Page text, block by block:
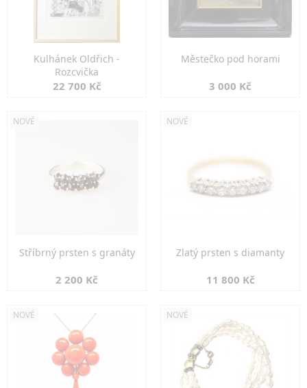
Kulhánek Oldřich -
Rozcvička
22 700 Kč
Městečko pod horami
3 000 Kč
NOVÉ
Stříbrný prsten s granáty
2 200 Kč
NOVÉ
Zlatý prsten s diamanty
11 800 Kč
NOVÉ NOVÉ